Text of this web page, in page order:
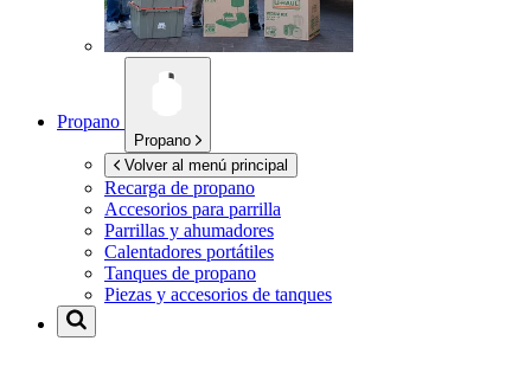
Propano
Propano
Volver al menú principal
Recarga de propano
Accesorios para parrilla
Parrillas y ahumadores
Calentadores portátiles
Tanques de propano
Piezas y accesorios de tanques